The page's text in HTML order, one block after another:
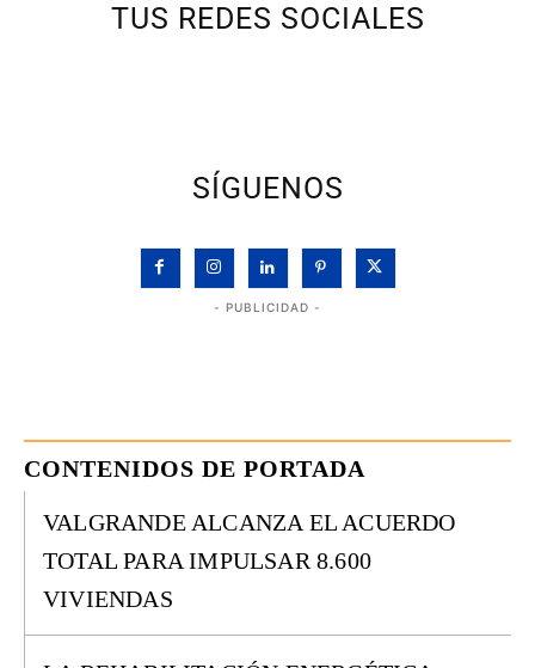
TUS REDES SOCIALES
SÍGUENOS
- PUBLICIDAD -
CONTENIDOS DE PORTADA
VALGRANDE ALCANZA EL ACUERDO
TOTAL PARA IMPULSAR 8.600
VIVIENDAS